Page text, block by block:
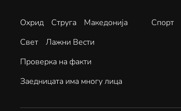
Охрид Струга
Македонија
Свет
Лажни Вести
Проверка на факти
Заедницата има многу лица
Спорт